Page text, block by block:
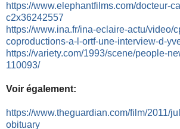
https://www.elephantfilms.com/docteur-
c2x36242557
https://www.ina.fr/ina-eclaire-actu/video/
coproductions-a-l-ortf-une-interview-d-
https://variety.com/1993/scene/people-
110093/
Voir également:
https://www.theguardian.com/film/2011/
obituary